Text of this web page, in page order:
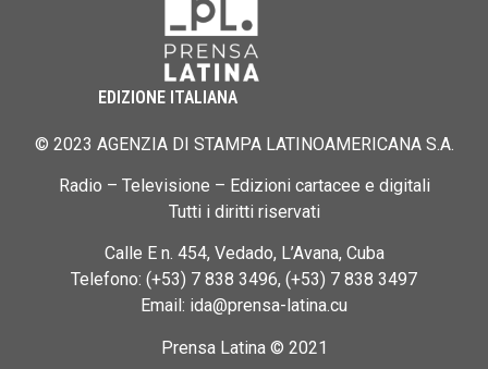
EDIZIONE ITALIANA
© 2023 AGENZIA DI STAMPA LATINOAMERICANA S.A.
Radio – Televisione – Edizioni cartacee e digitali
Tutti i diritti riservati
Calle E n. 454, Vedado, L’Avana, Cuba
Telefono: (+53) 7 838 3496, (+53) 7 838 3497
Email: ida@prensa-latina.cu
Prensa Latina © 2021